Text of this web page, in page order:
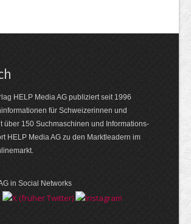
HELP Media AG publiziert seit 1996
für Schweizerinnen und
über 150 Suchmaschinen und Informations­
HELP Media AG zu den Marktleadern im
in Social Networks